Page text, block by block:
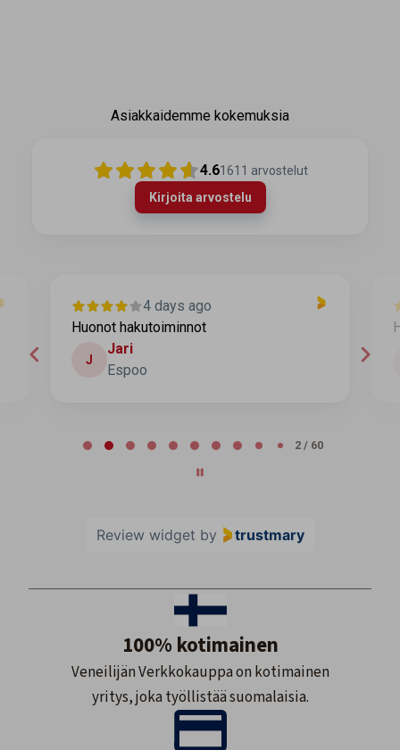
Asiakkaidemme kokemuksia
4.61611 arvostelut
Kirjoita arvostelu
4 days ago
Huonot hakutoiminnot
J
Jari
Espoo
2 / 60
Review widget by trustmary
100% kotimainen
Veneilijän Verkkokauppa on kotimainen
yritys, joka työllistää suomalaisia.